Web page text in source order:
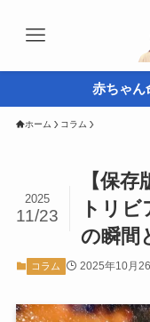
赤ちゃん
ホーム コラム
【保
トリ
の瞬間
2025
11/23
コラム 2025年10月